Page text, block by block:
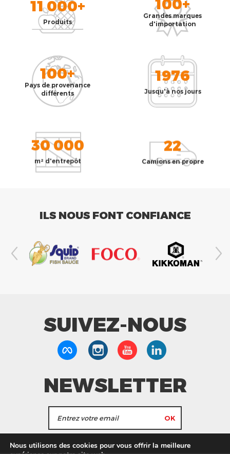
11 000+
Produits
Grandes marques
d'importation
100+
Pays de provenance
différents
1976
Jusqu'à nos jours
30 000
m² d'entrepôt
22
Camions en propre
ILS NOUS FONT CONFIANCE
SUIVEZ-NOUS
NEWSLETTER
informations de Tang Frères.
Nous utilisons des cookies pour vous offrir la meilleure